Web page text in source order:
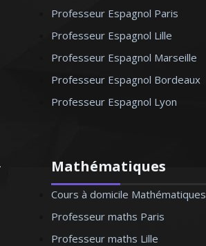
Professeur Espagnol Paris
Professeur Espagnol Lille
Professeur Espagnol Marseille
Professeur Espagnol Bordeaux
Professeur Espagnol Lyon
Mathématiques
Cours à domicile Mathématiques
Professeur maths Paris
Professeur maths Lille